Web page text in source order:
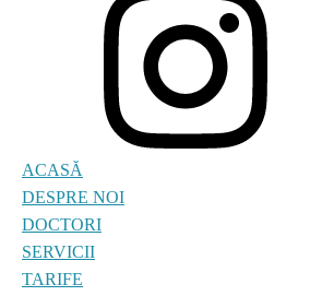
ACASĂ
DESPRE NOI
DOCTORI
SERVICII
TARIFE